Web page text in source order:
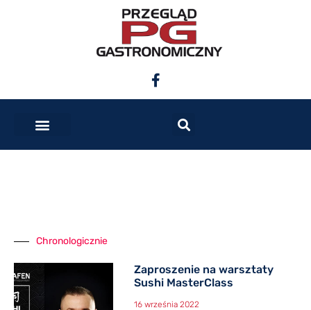
Chronologicznie
Zaproszenie na warsztaty
Sushi MasterClass
16 września 2022